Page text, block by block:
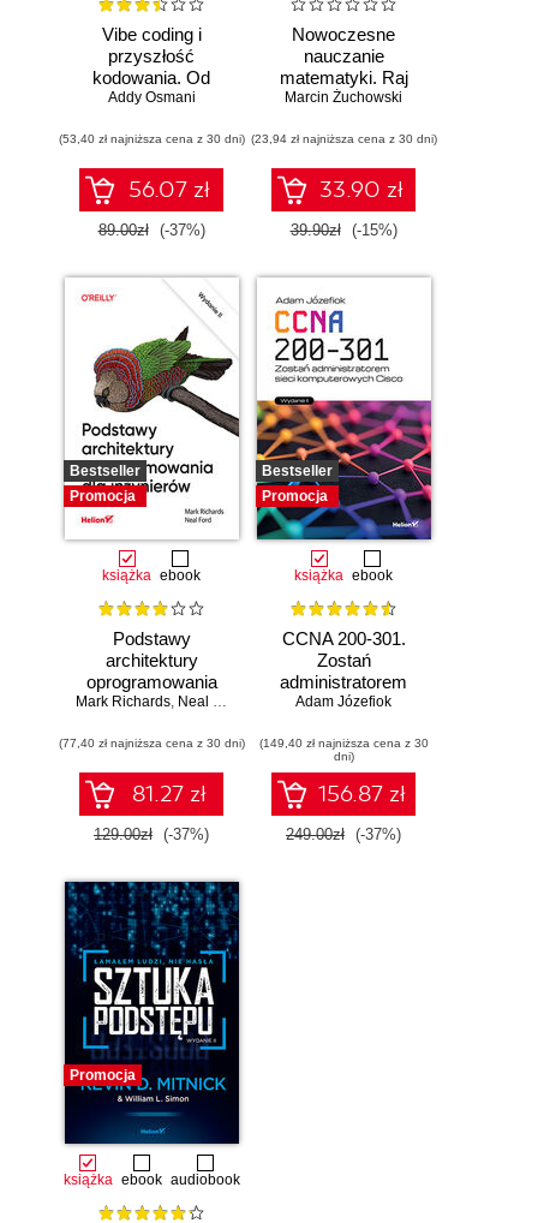
Vibe coding i
przyszłość
kodowania. Od
programisty do
Addy Osmani
(53,40 zł najniższa cena z 30 dni)
56.07 zł
89.00zł (-37%)
Nowoczesne
nauczanie
matematyki. Raj
Cantora bez
Marcin Żuchowski
(23,94 zł najniższa cena z 30 dni)
33.90 zł
39.90zł (-15%)
Bestseller
Promocja
książka ebook
Podstawy
architektury
oprogramowania
dla inżynierów.
Mark Richards, Neal Ford
(77,40 zł najniższa cena z 30 dni)
81.27 zł
129.00zł (-37%)
Bestseller
Promocja
książka ebook
CCNA 200-301.
Zostań
administratorem
sieci
Cisco. Wydanie II
Adam Józefiok
(149,40 zł najniższa cena z 30
dni)
156.87 zł
249.00zł (-37%)
Promocja
książka ebook audiobook